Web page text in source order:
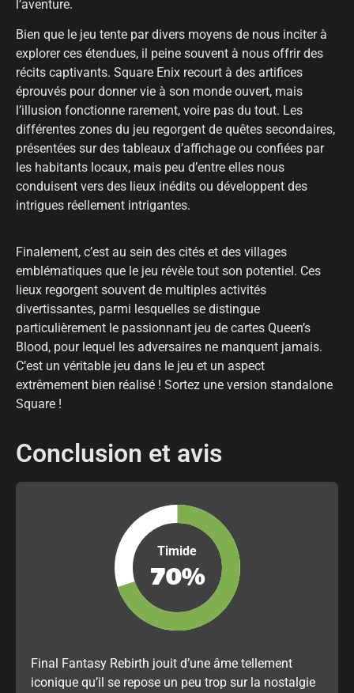
l’aventure.
Bien que le jeu tente par divers moyens de nous inciter à
explorer ces étendues, il peine souvent à nous offrir des
récits captivants. Square Enix recourt à des artifices
éprouvés pour donner vie à son monde ouvert, mais
l’illusion fonctionne rarement, voire pas du tout. Les
différentes zones du jeu regorgent de quêtes secondaires,
présentées sur des tableaux d’affichage ou confiées par
les habitants locaux, mais peu d’entre elles nous
conduisent vers des lieux inédits ou développent des
intrigues réellement intrigantes.
Finalement, c’est au sein des cités et des villages
emblématiques que le jeu révèle tout son potentiel. Ces
lieux regorgent souvent de multiples activités
divertissantes, parmi lesquelles se distingue
particulièrement le passionnant jeu de cartes Queen’s
Blood, pour lequel les adversaires ne manquent jamais.
C’est un véritable jeu dans le jeu et un aspect
extrêmement bien réalisé ! Sortez une version standalone
Square !
Conclusion et avis
Timide
70%
Final Fantasy Rebirth jouit d’une âme tellement
iconique qu’il se repose un peu trop sur la nostalgie